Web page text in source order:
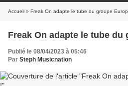
Accueil » Freak On adapte le tube du groupe
Freak On adapte le tube du
Publié le 08/04/2023 à 05:46
Par Steph Musicnation